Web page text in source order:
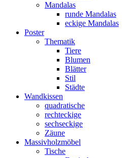
Mandalas
runde Mandalas
eckige Mandalas
Poster
Thematik
Tiere
Blumen
Blätter
Stil
Städte
Wandkissen
quadratische
rechteckige
sechseckige
Zäune
Massivholzmöbel
Tische